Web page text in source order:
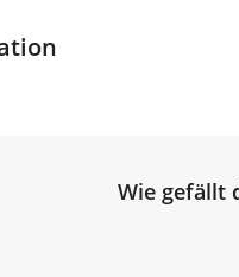
Wie gefällt